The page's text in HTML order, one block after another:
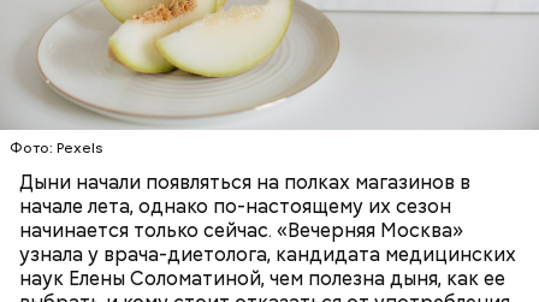
Фото: Pexels
Дыни начали появляться на полках магазинов в
начале лета, однако по-настоящему их сезон
начинается только сейчас. «Вечерняя Москва»
узнала у врача-диетолога, кандидата медицинских
наук Елены Соломатиной, чем полезна дыня, как ее
слизистые оболочки органов. А еще именно
бета-каротин обеспечивает дыне желтый
лютеин и зеаксантин — эти каротиноиды
отлично поддерживают наше зрение;
калий — оказывает мочегонное действие,
поддерживает сердечно-сосудистую
систему и предотвращает скачки давления;
магний — помогает калию и не дает сосудам
спазмироваться.
ЗДОРОВЬЕ
ПРАВИЛЬНОЕ ПИТАНИЕ
ОВОЩИ
ЛЕТО ФРУКТЫ